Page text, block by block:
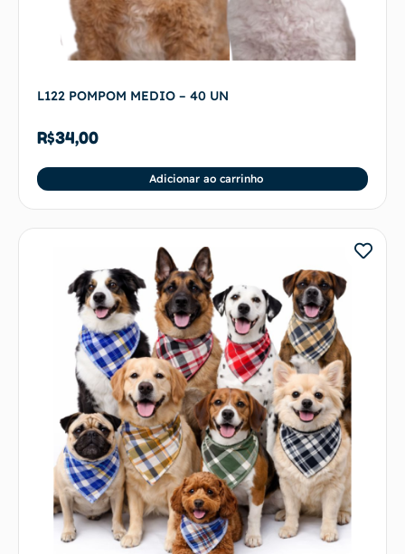
L122 POMPOM MEDIO – 40 UN
R$34,00
Adicionar ao carrinho